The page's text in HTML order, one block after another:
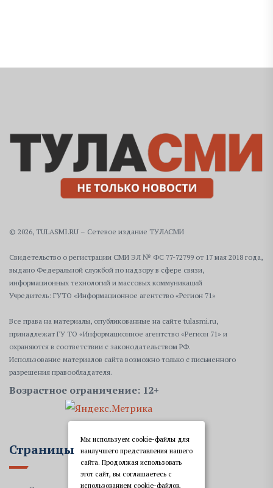
© 2026, TULASMI.RU – Сетевое издание ТУЛАСМИ
Свидетельство о регистрации СМИ ЭЛ № ФС 77-72799 от 17 мая 2018 года,
выдано Федеральной службой по надзору в сфере связи,
информационных технологий и массовых коммуникаций
Учредитель: ГУТО «Информационное агентство «Регион 71»
Все права на материалы, опубликованные на сайте tulasmi.ru,
принадлежат ГУ ТО «Информационное агентство «Регион 71» и
охраняются в соответствии с законодательством РФ.
Использование материалов сайта возможно только с письменного
разрешения правообладателя.
Возрастное ограничение: 12+
Страницы
Мы используем cookie-файлы для
наилучшего представления нашего
сайта. Продолжая использовать
этот сайт, вы соглашаетесь с
использованием cookie-файлов,